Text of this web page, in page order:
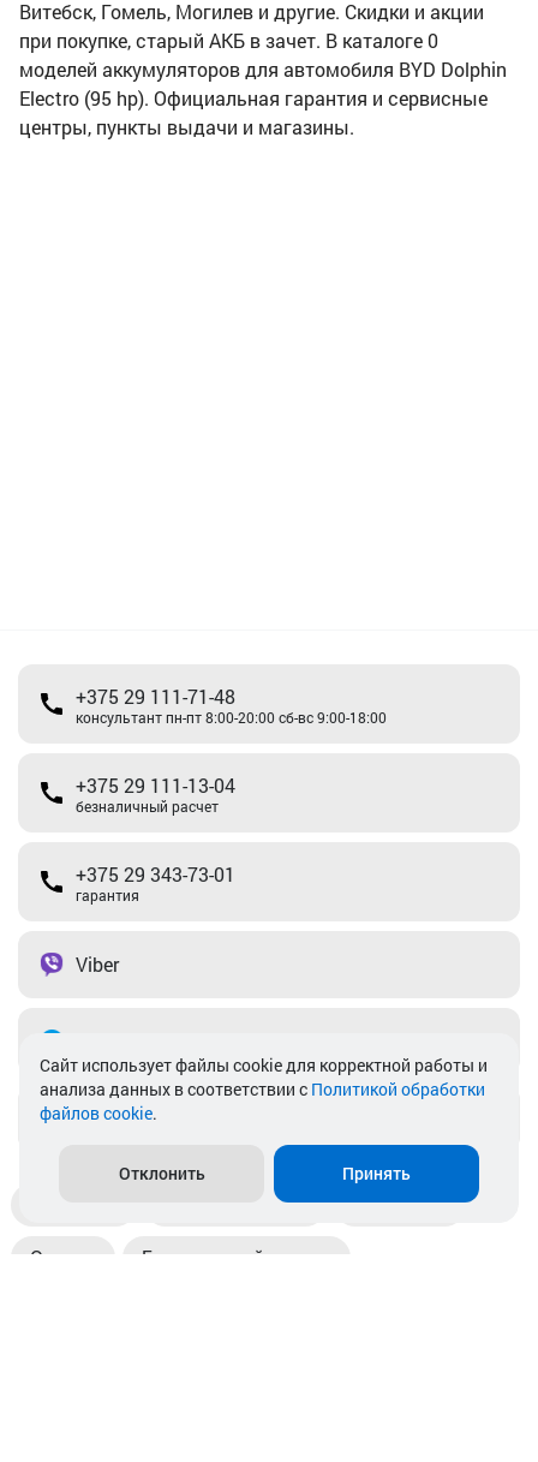
Витебск, Гомель, Могилев и другие. Скидки и акции
при покупке, старый АКБ в зачет. В каталоге 0
моделей аккумуляторов для автомобиля BYD Dolphin
Electro (95 hp). Официальная гарантия и сервисные
центры, пункты выдачи и магазины.
+375 29 111-71-48
консультант пн-пт 8:00-20:00 сб-вс 9:00-18:00
+375 29 111-13-04
безналичный расчет
+375 29 343-73-01
гарантия
Viber
info@akkamulik.by
Пункты выдачи Магазины
Оплата Безналичный расчет
Cайт использует файлы cookie для корректной работы и
анализа данных в соответствии с Политикой обработки
файлов cookie.
Отклонить Принять